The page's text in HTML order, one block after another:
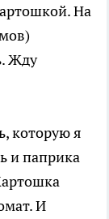
На
Жду
которую я
и паприка
И